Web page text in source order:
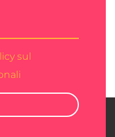
sul